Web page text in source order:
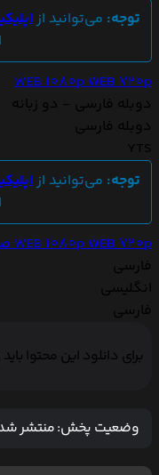
توجه: می‌توانید از
WEB 1080pWEB 720p
دوبله فارسی - دو زبانه
دوبله فارسی
YTS
توجه: می‌توانید از
WEB 1080pWEB 720p
فارسی
انگلیسی
فارسی
برای دانلود این محتوا
وضعیت پخش:منتشر